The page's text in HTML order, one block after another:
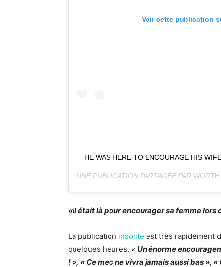
Voir cette publication
HE WAS HERE TO ENCOURAGE HIS
UNE PUBLICATION PARTAGÉE PAR WORTH
«Il était là pour encourager sa femme
La publication insolite est très rapidement
quelques heures. « Un énorme
! », « Ce mec ne vivra jamais aussi bas »,